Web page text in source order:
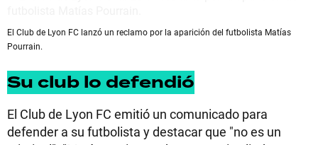
El Club de Lyon FC lanzó un reclamo por la aparición del futbolista Matías
Pourrain.
Su club lo defendió
El Club de Lyon FC emitió un comunicado para
defender a su futbolista y destacar que "no es un